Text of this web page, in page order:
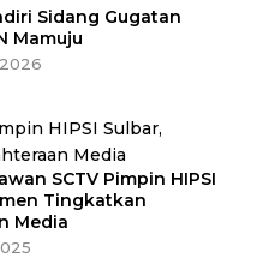
Sidang Gugatan
Mamuju
SCTV Pimpin HIPSI
Tingkatkan
Media